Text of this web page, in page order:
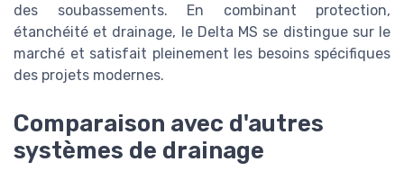
des soubassements. En combinant protection,
étanchéité et drainage, le Delta MS se distingue sur le
marché et satisfait pleinement les besoins spécifiques
des projets modernes.
Comparaison avec d'autres
systèmes de drainage